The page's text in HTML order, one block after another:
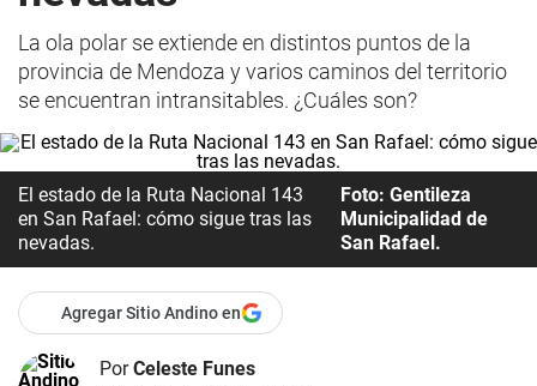
La ola polar se extiende en distintos puntos de la
provincia de Mendoza y varios caminos del territorio
se encuentran intransitables. ¿Cuáles son?
El estado de la Ruta Nacional 143
en San Rafael: cómo sigue tras las
nevadas.
Foto: Gentileza
Municipalidad de
San Rafael.
Agregar Sitio Andino en
PorCeleste Funes